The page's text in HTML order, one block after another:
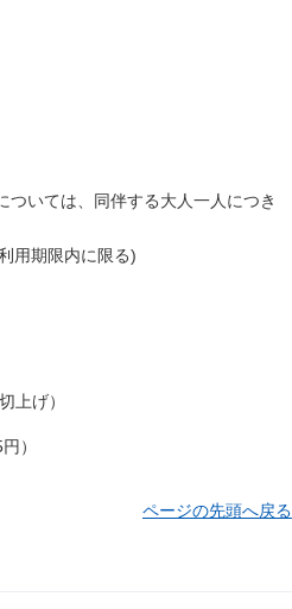
いては、同伴する大人一人につき
用期限内に限る)
上げ）
）
ページの先頭へ戻る